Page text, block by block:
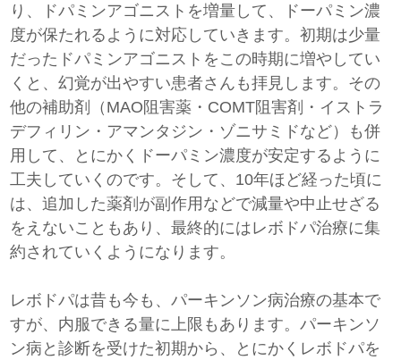
り、ドパミンアゴニストを増量して、ドーパミン濃
度が保たれるように対応していきます。初期は少量
だったドパミンアゴニストをこの時期に増やしてい
くと、幻覚が出やすい患者さんも拝見します。その
他の補助剤（MAO阻害薬・COMT阻害剤・イストラ
デフィリン・アマンタジン・ゾニサミドなど）も併
用して、とにかくドーパミン濃度が安定するように
工夫していくのです。そして、10年ほど経った頃に
は、追加した薬剤が副作用などで減量や中止せざる
をえないこともあり、最終的にはレボドパ治療に集
約されていくようになります。
レボドパは昔も今も、パーキンソン病治療の基本で
すが、内服できる量に上限もあります。パーキンソ
ン病と診断を受けた初期から、とにかくレボドパを